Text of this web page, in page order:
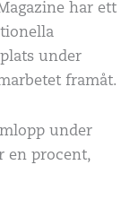
har ett
under
framåt.
under
en procent,